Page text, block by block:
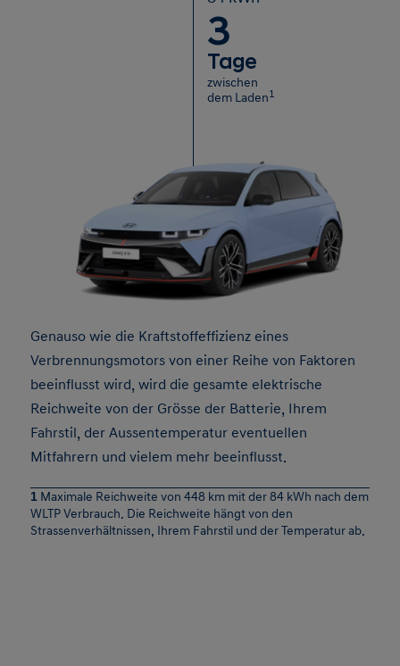
84 kWh
3
Tage
zwischen
Genauso wie die Kraftstoffeffizienz eines
Verbrennungsmotors von einer Reihe von Faktoren
beeinflusst wird, wird die gesamte elektrische
Reichweite von der Grösse der Batterie, Ihrem
Fahrstil, der Aussentemperatur eventuellen
1Maximale Reichweite von 448 km mit der 84 kWh nach dem
WLTP Verbrauch. Die Reichweite hängt von den